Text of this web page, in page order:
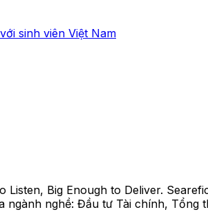
sinh viên Việt Nam
Listen, Big Enough to Deliver.
nghề: Đầu tư Tài chính,